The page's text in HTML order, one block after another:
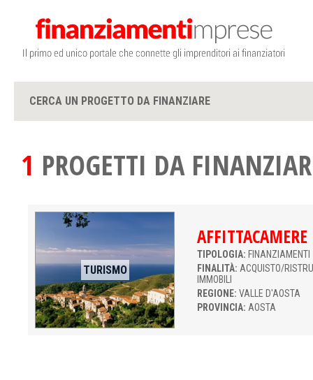
CERCA UN PROGETTO DA FINANZIARE
1 PROGETTI DA
TURISMO
AFFITTACAMERE
TIPOLOGIA:
FINALITÀ: ACQUISTO/
IMMOBILI
REGIONE: VALLE D'AOSTA
PROVINCIA: AOSTA